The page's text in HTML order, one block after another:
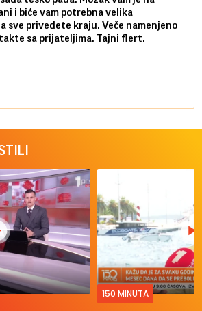
i biće vam potrebna velika
sve privedete kraju. Veče namenjeno
sa prijateljima. Tajni flert.
150 MINUTA